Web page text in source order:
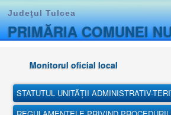
Judeţul Tulcea
PRIMĂRIA COMUNEI
Monitorul oficial local
STATUTUL UNITĂȚII ADMINISTRATIV-